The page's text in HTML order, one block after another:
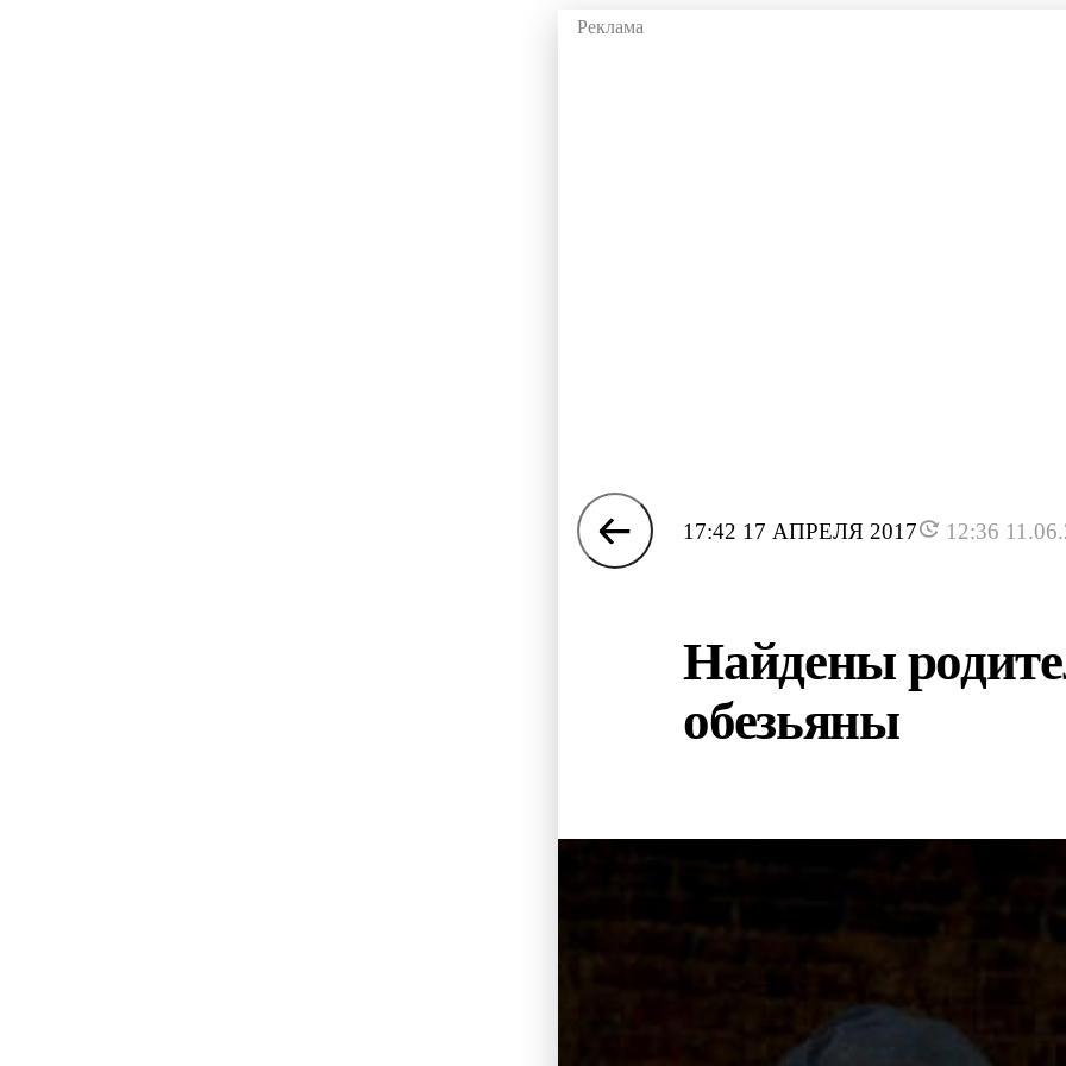
17:42 17 АПРЕЛЯ 2017 12:36
Найдены
обезьяны